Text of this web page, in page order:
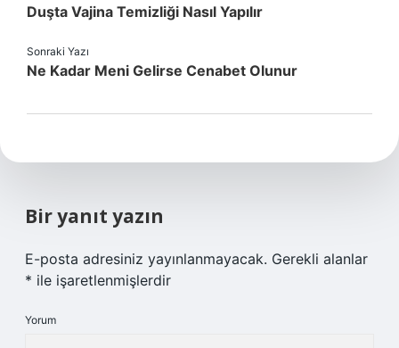
Duşta Vajina Temizliği Nasıl Yapılır
Sonraki Yazı
Ne Kadar Meni Gelirse Cenabet Olunur
Bir yanıt yazın
E-posta adresiniz yayınlanmayacak. Gerekli alanlar
* ile işaretlenmişlerdir
Yorum